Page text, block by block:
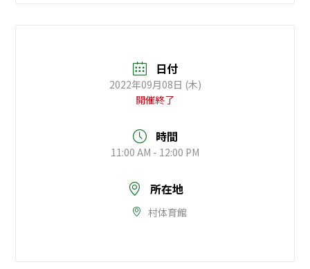
日付
2022年09月08日 (木)
開催終了
時間
11:00 AM - 12:00 PM
所在地
村体育館